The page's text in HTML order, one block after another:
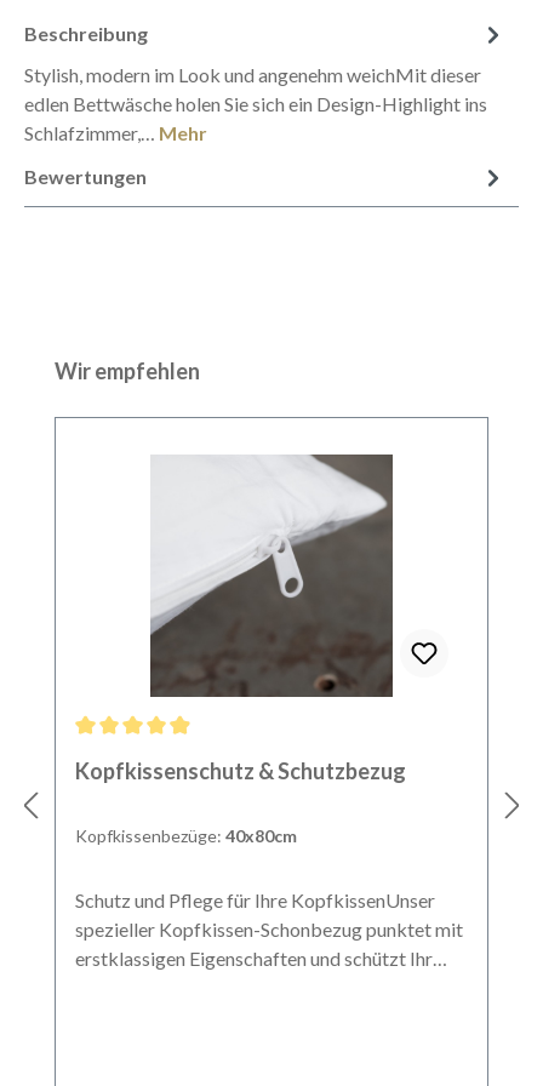
Beschreibung
Stylish, modern im Look und angenehm weichMit dieser
edlen Bettwäsche holen Sie sich ein Design-Highlight ins
Schlafzimmer,… Mehr
Bewertungen
Produktgalerie überspringen
Wir empfehlen
Kopfkissenschutz & Schutzbezug
Kopfkissenbezüge: 40x80cm
Schutz und Pflege für Ihre KopfkissenUnser
spezieller Kopfkissen-Schonbezug punktet mit
erstklassigen Eigenschaften und schützt Ihr